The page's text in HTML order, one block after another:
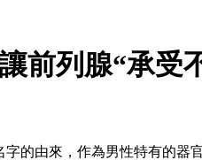
前列腺“承受
的由來，作為男性特有的器